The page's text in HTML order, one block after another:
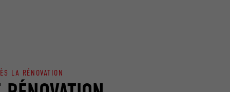
LA RÉNOVATION
cookies. Ne
Suivez-